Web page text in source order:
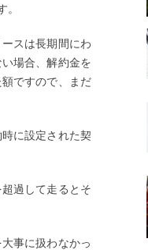
スは長期間にわ
場合、解約金を
ですので、まだ
に設定された契
過して走るとそ
事に扱わなかっ